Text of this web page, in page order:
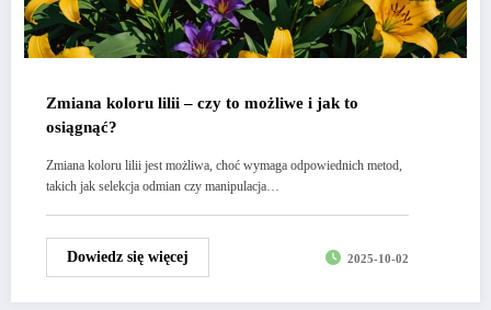
Zmiana koloru lilii – czy to możliwe i jak to
osiągnąć?
Zmiana koloru lilii jest możliwa, choć wymaga odpowiednich metod,
takich jak selekcja odmian czy manipulacja…
Dowiedz się więcej 2025-10-02